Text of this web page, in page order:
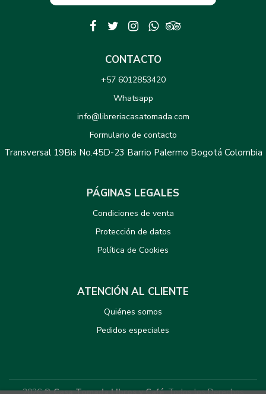
CONTACTO
+57 6012853420
Whatsapp
info@libreriacasatomada.com
Formulario de contacto
Transversal 19Bis No.45D-23 Barrio Palermo Bogotá Colombia
PÁGINAS LEGALES
Condiciones de venta
Protección de datos
Política de Cookies
ATENCIÓN AL CLIENTE
Quiénes somos
Pedidos especiales